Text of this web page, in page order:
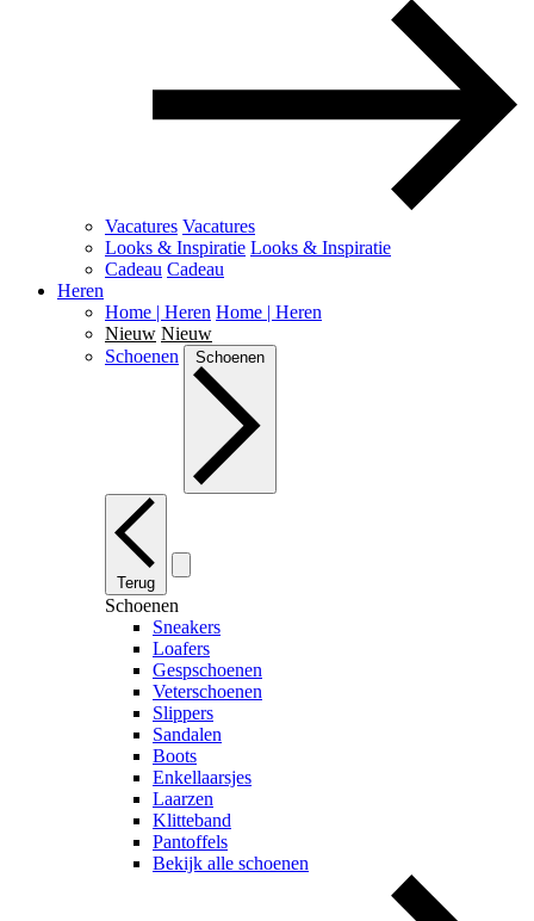
Vacatures Vacatures
Looks & Inspiratie Looks & Inspiratie
Cadeau Cadeau
Heren
Home | Heren Home | Heren
Nieuw Nieuw
Schoenen
Schoenen
Terug
Schoenen
Sneakers
Loafers
Gespschoenen
Veterschoenen
Slippers
Sandalen
Boots
Enkellaarsjes
Laarzen
Klitteband
Pantoffels
Bekijk alle schoenen